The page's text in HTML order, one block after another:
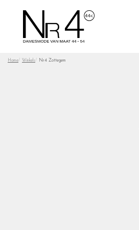
Home Winkels Nr4 Zottegem